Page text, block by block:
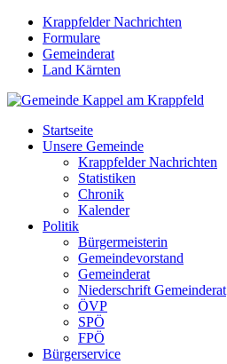
Krappfelder Nachrichten
Formulare
Gemeinderat
Land Kärnten
Startseite
Unsere Gemeinde
Krappfelder Nachrichten
Statistiken
Chronik
Kalender
Politik
Bürgermeisterin
Gemeindevorstand
Gemeinderat
Niederschrift Gemeinderat
ÖVP
SPÖ
FPÖ
Bürgerservice